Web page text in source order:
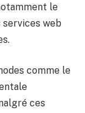
le
services web
comme le
ces